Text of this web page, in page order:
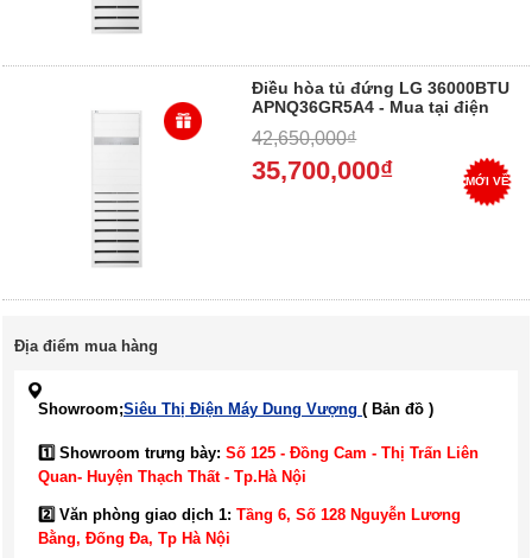
Điều hòa tủ đứng LG 36000BTU
APNQ36GR5A4 - Mua tại điện
42,650,000₫
35,700,000₫ MỚI VỀ
Địa điểm mua hàng
Showroom;Siêu Thị Điện Máy Dung Vượng ( Bản đồ )
1️⃣ Showroom trưng bày: Số 125 - Đồng Cam - Thị Trấn Liên
Quan- Huyện Thạch Thất - Tp.Hà Nội
2️⃣ Văn phòng giao dịch 1: Tầng 6, Số 128 Nguyễn Lương
Bằng, Đống Đa, Tp Hà Nội